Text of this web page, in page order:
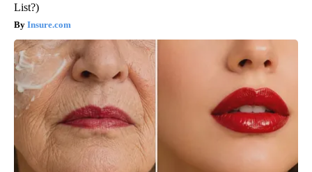
List?)
Insure.com